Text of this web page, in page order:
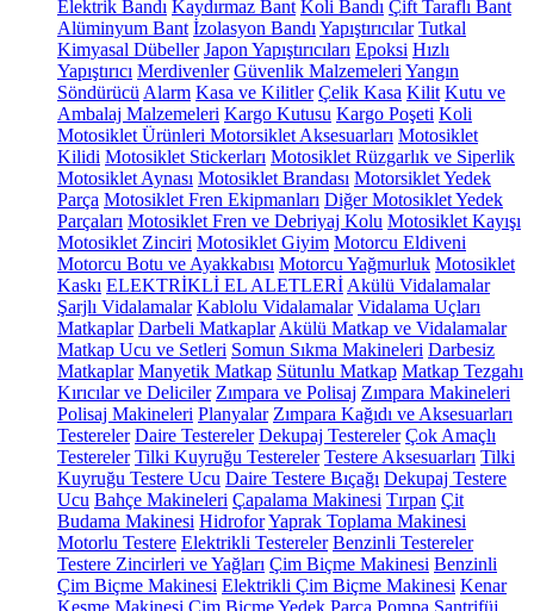
Elektrik Bandı Kaydırmaz Bant Koli Bandı Çift Taraflı Bant
Alüminyum Bant İzolasyon Bandı Yapıştırıcılar Tutkal
Kimyasal Dübeller Japon Yapıştırıcıları Epoksi Hızlı
Yapıştırıcı Merdivenler Güvenlik Malzemeleri Yangın
Söndürücü Alarm Kasa ve Kilitler Çelik Kasa Kilit Kutu ve
Ambalaj Malzemeleri Kargo Kutusu Kargo Poşeti Koli
Motosiklet Ürünleri Motorsiklet Aksesuarları Motosiklet
Kilidi Motosiklet Stickerları Motosiklet Rüzgarlık ve Siperlik
Motosiklet Aynası Motosiklet Brandası Motorsiklet Yedek
Parça Motosiklet Fren Ekipmanları Diğer Motosiklet Yedek
Parçaları Motosiklet Fren ve Debriyaj Kolu Motosiklet Kayışı
Motosiklet Zinciri Motosiklet Giyim Motorcu Eldiveni
Motorcu Botu ve Ayakkabısı Motorcu Yağmurluk Motosiklet
Kaskı ELEKTRİKLİ EL ALETLERİ Akülü Vidalamalar
Şarjlı Vidalamalar Kablolu Vidalamalar Vidalama Uçları
Matkaplar Darbeli Matkaplar Akülü Matkap ve Vidalamalar
Matkap Ucu ve Setleri Somun Sıkma Makineleri Darbesiz
Matkaplar Manyetik Matkap Sütunlu Matkap Matkap Tezgahı
Kırıcılar ve Deliciler Zımpara ve Polisaj Zımpara Makineleri
Polisaj Makineleri Planyalar Zımpara Kağıdı ve Aksesuarları
Testereler Daire Testereler Dekupaj Testereler Çok Amaçlı
Testereler Tilki Kuyruğu Testereler Testere Aksesuarları Tilki
Kuyruğu Testere Ucu Daire Testere Bıçağı Dekupaj Testere
Ucu Bahçe Makineleri Çapalama Makinesi Tırpan Çit
Budama Makinesi HidroforYaprak Toplama Makinesi
Motorlu Testere Elektrikli Testereler Benzinli Testereler
Testere Zincirleri ve Yağları Çim Biçme Makinesi Benzinli
Çim Biçme Makinesi Elektrikli Çim Biçme Makinesi Kenar
Kesme Makinesi Çim Biçme Yedek Parça Pompa Santrifüj